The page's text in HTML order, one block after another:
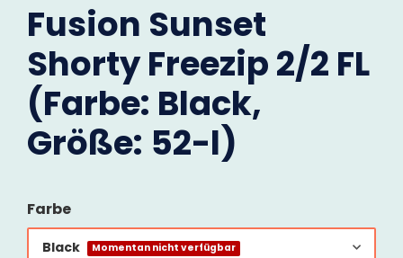
Fusion Sunset
Shorty Freezip 2/2 FL
(Farbe: Black,
Größe: 52-l)
Farbe
Black Momentan nicht verfügbar